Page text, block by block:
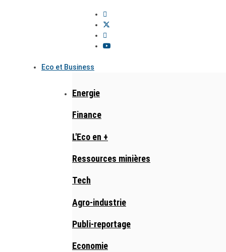
Eco et Business
Energie
Finance
L'Eco en +
Ressources minières
Tech
Agro-industrie
Publi-reportage
Economie